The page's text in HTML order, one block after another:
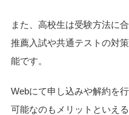
また、高校生は受験方法に
推薦入試や共通テストの対
能です。
Webにて申し込みや解約を
可能なのもメリットといえる